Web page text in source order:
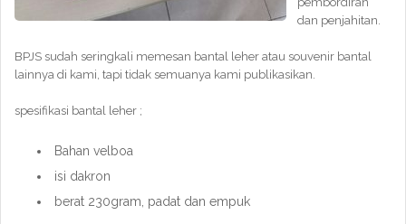
dan penjahitan.
BPJS sudah seringkali memesan bantal leher atau souvenir bantal
lainnya di kami, tapi tidak semuanya kami publikasikan.
spesifikasi bantal leher ;
Bahan velboa
isi dakron
berat 230gram, padat dan empuk